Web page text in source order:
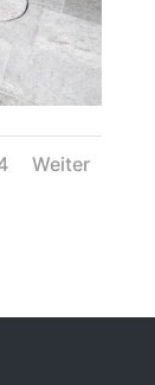
Weiter